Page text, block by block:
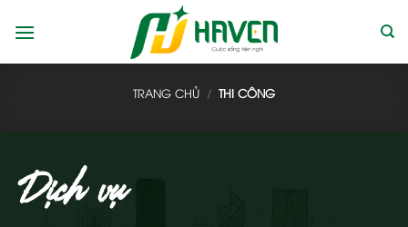
qua
TRANG CHỦ / THI CÔNG
Dịch vụ